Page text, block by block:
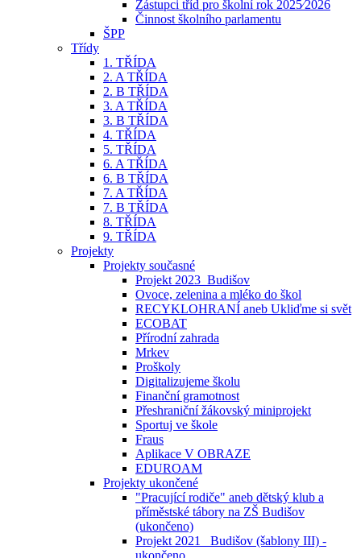
Zástupci tříd pro školní rok 2025⁄2026
Činnost školního parlamentu
ŠPP
Třídy
1. TŘÍDA
2. A TŘÍDA
2. B TŘÍDA
3. A TŘÍDA
3. B TŘÍDA
4. TŘÍDA
5. TŘÍDA
6. A TŘÍDA
6. B TŘÍDA
7. A TŘÍDA
7. B TŘÍDA
8. TŘÍDA
9. TŘÍDA
Projekty
Projekty současné
Projekt 2023_Budišov
Ovoce, zelenina a mléko do škol
RECYKLOHRANÍ aneb Ukliďme si svět
ECOBAT
Přírodní zahrada
Mrkev
Proškoly
Digitalizujeme školu
Finanční gramotnost
Přeshraniční žákovský miniprojekt
Sportuj ve škole
Fraus
Aplikace V OBRAZE
EDUROAM
Projekty ukončené
"Pracující rodiče" aneb dětský klub a
příměstské tábory na ZŠ Budišov
(ukončeno)
Projekt 2021_ Budišov (šablony III) -
ukončeno